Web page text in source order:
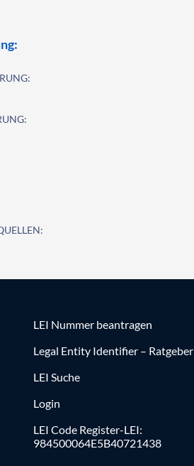
LEI Nummer beantragen
Legal Entity Identifier – Ratgeber
LEI Suche
Login
LEI Code Register-LEI:
984500064E5B40721438